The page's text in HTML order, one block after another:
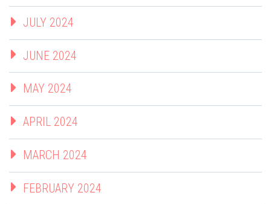
JULY 2024
JUNE 2024
MAY 2024
APRIL 2024
MARCH 2024
FEBRUARY 2024